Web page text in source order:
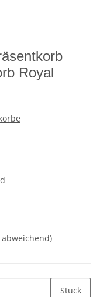
Royal
abweichend)
Stück